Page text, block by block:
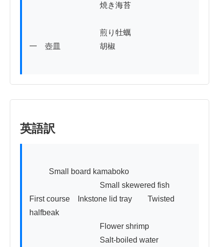
焼き海苔
煎り牡蠣
一　壺皿　　　　　胡椒
英語訳
Small skewered fish
First course　Inkstone lid tray　　Twisted
halfbeak
Flower shrimp
Salt-boiled water